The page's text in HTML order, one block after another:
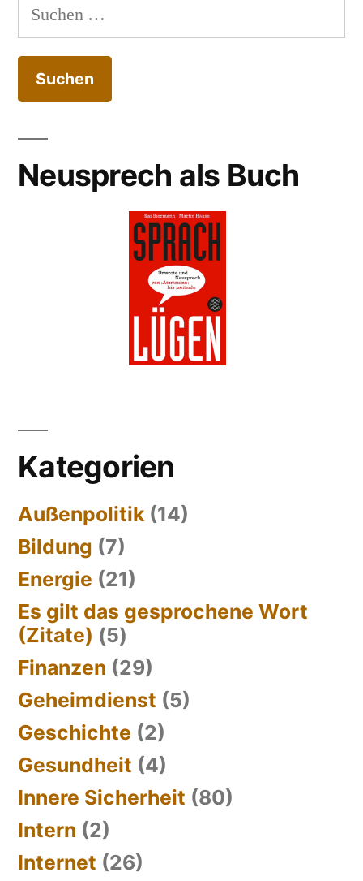
Suchen
nach:
Neusprech als Buch
Kategorien
Außenpolitik (14)
Bildung (7)
Energie (21)
Es gilt das gesprochene Wort
(Zitate) (5)
Finanzen (29)
Geheimdienst (5)
Geschichte (2)
Gesundheit (4)
Innere Sicherheit (80)
Intern (2)
Internet (26)